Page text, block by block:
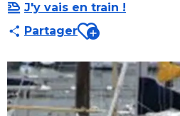
J'y vais en train !
PartagerAjouter aux favoris